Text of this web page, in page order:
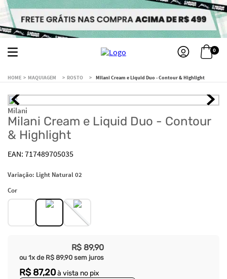
0
MAQUIAGEM ROSTO Milani Cream e Liquid Duo - Contour & Highlight
Milani
Milani Cream e Liquid Duo - Contour
& Highlight
717489705035
Variação: Light Natural 02
Cor
R$ 89,90
ou 1x de R$ 89,90 sem juros
R$ 87,20à vista no pix